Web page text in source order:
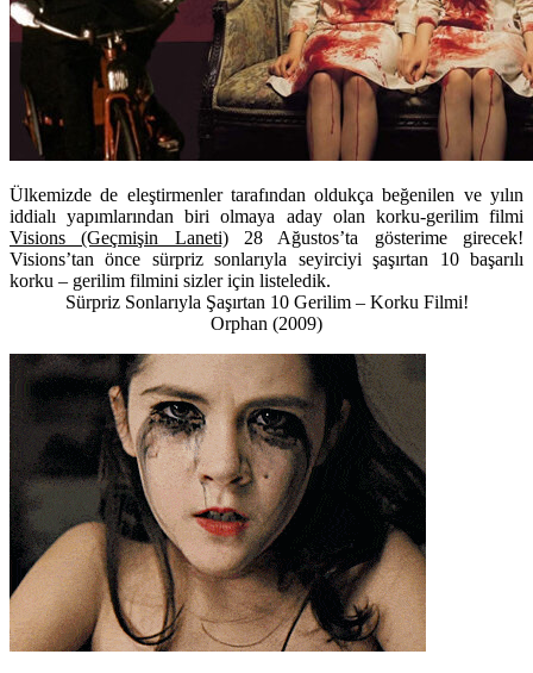
Ülkemizde de eleştirmenler tarafından oldukça beğenilen ve yılın
iddialı yapımlarından biri olmaya aday olan korku-gerilim filmi
Visions (Geçmişin Laneti)28 Ağustos’ta gösterime girecek!
Visions’tan önce sürpriz sonlarıyla seyirciyi şaşırtan 10 başarılı
korku – gerilim filmini sizler için listeledik.
Sürpriz Sonlarıyla Şaşırtan 10 Gerilim – Korku Filmi!
Orphan (2009)